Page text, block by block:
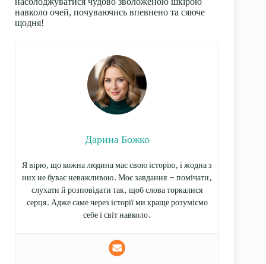
навколо очей, почуваючись впевнено та сяюче
щодня!
Дарина Божко
Я вірю, що кожна людина має свою історію, і жодна з
них не буває неважливою. Моє завдання — помічати,
слухати й розповідати так, щоб слова торкалися
серця. Адже саме через історії ми краще розуміємо
себе і світ навколо.